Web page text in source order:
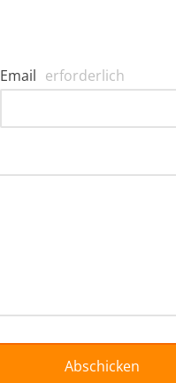
Email erforderlich